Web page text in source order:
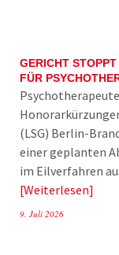
GERICHT
FÜR
(LSG) Berlin-
einer geplanten
im Eilverfahren
Weiterlesen
9. Juli 2026